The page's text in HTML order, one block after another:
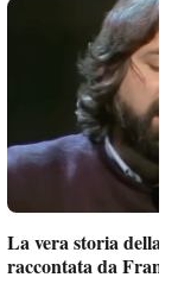
La vera storia della
raccontata da